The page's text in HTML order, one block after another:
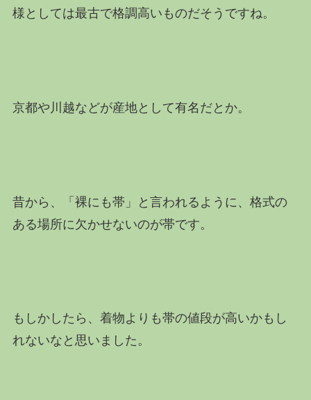
様としては最古で格調高いものだそうですね。
京都や川越などが産地として有名だとか。
昔から、「裸にも帯」と言われるように、格式の
ある場所に欠かせないのが帯です。
もしかしたら、着物よりも帯の値段が高いかもし
れないなと思いました。